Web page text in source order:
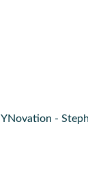
YNovation -